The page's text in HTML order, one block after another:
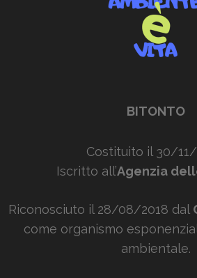
BITONTO
Costituito il 30/11/
Iscritto all’Agenzia
Riconosciuto il 28/08/2018 dal
come organismo
ambientale.